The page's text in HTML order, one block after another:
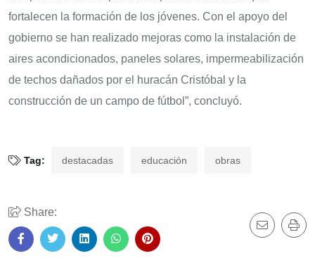
fortalecen la formación de los jóvenes. Con el apoyo del
gobierno se han realizado mejoras como la instalación de
aires acondicionados, paneles solares, impermeabilización
de techos dañados por el huracán Cristóbal y la
construcción de un campo de fútbol”, concluyó.
Tag: destacadas educación obras
Share: